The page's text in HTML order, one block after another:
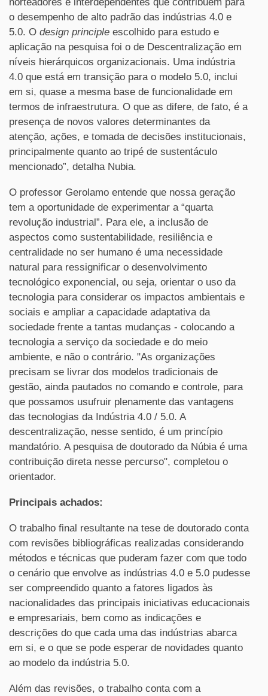
o desempenho de alto padrão das indústrias 4.0 e
5.0. O design principle escolhido para estudo e
aplicação na pesquisa foi o de Descentralização em
níveis hierárquicos organizacionais. Uma indústria
4.0 que está em transição para o modelo 5.0, inclui
em si, quase a mesma base de funcionalidade em
termos de infraestrutura. O que as difere, de fato, é a
presença de novos valores determinantes da
atenção, ações, e tomada de decisões institucionais,
principalmente quanto ao tripé de sustentáculo
mencionado”, detalha Nubia.
O professor Gerolamo entende que nossa geração
tem a oportunidade de experimentar a “quarta
revolução industrial”. Para ele, a inclusão de
aspectos como sustentabilidade, resiliência e
centralidade no ser humano é uma necessidade
natural para ressignificar o desenvolvimento
tecnológico exponencial, ou seja, orientar o uso da
tecnologia para considerar os impactos ambientais e
sociais e ampliar a capacidade adaptativa da
sociedade frente a tantas mudanças - colocando a
tecnologia a serviço da sociedade e do meio
ambiente, e não o contrário. "As organizações
precisam se livrar dos modelos tradicionais de
gestão, ainda pautados no comando e controle, para
que possamos usufruir plenamente das vantagens
das tecnologias da Indústria 4.0 / 5.0. A
descentralização, nesse sentido, é um princípio
mandatório. A pesquisa de doutorado da Núbia é uma
contribuição direta nesse percurso", completou o
orientador.
Principais achados:
O trabalho final resultante na tese de doutorado conta
com revisões bibliográficas realizadas considerando
métodos e técnicas que puderam fazer com que todo
o cenário que envolve as indústrias 4.0 e 5.0 pudesse
ser compreendido quanto a fatores ligados às
nacionalidades das principais iniciativas educacionais
e empresariais, bem como as indicações e
descrições do que cada uma das indústrias abarca
em si, e o que se pode esperar de novidades quanto
ao modelo da indústria 5.0.
Além das revisões, o trabalho conta com a